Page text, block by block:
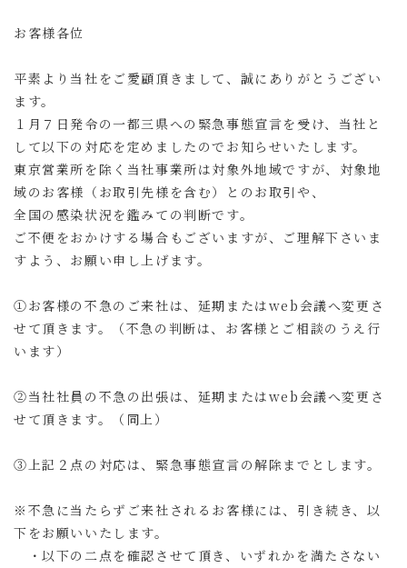
お客様各位
平素より当社をご愛顧頂きまして、誠にありがとうござい
ます。
１月７日発令の一都三県への緊急事態宣言を受け、当社と
して以下の対応を定めましたのでお知らせいたします。
東京営業所を除く当社事業所は対象外地域ですが、対象地
域のお客様（お取引先様を含む）とのお取引や、
全国の感染状況を鑑みての判断です。
ご不便をおかけする場合もございますが、ご理解下さいま
すよう、お願い申し上げます。
①お客様の不急のご来社は、延期またはweb会議へ変更さ
せて頂きます。（不急の判断は、お客様とご相談のうえ行
います）
②当社社員の不急の出張は、延期またはweb会議へ変更さ
せて頂きます。（同上）
③上記２点の対応は、緊急事態宣言の解除までとします。
※不急に当たらずご来社されるお客様には、引き続き、以
下をお願いいたします。
・以下の二点を確認させて頂き、いずれかを満たさない